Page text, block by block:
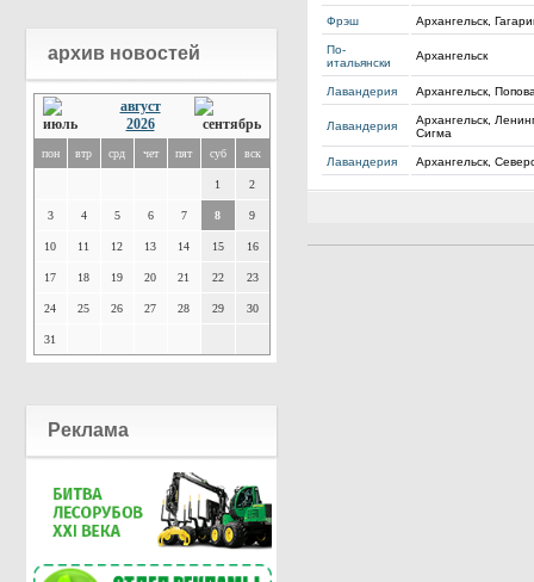
архив новостей
август
2026
пон втр срд чет пят суб вск
1 2
3 4 5 6 7 8 9
10 11 12 13 14 15 16
17 18 19 20 21 22 23
24 25 26 27 28 29 30
31
Реклама
Фрэш Архангельск,
По-
итальянски
Архангельск
Лавандерия Архангельск,
Лавандерия
Архангельск,
Сигма
Лавандерия Архангельск,